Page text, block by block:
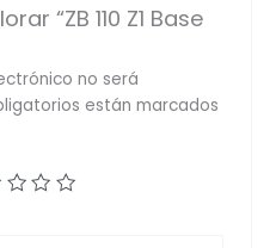
“ZB 110 Z1 Base
no será
están marcados